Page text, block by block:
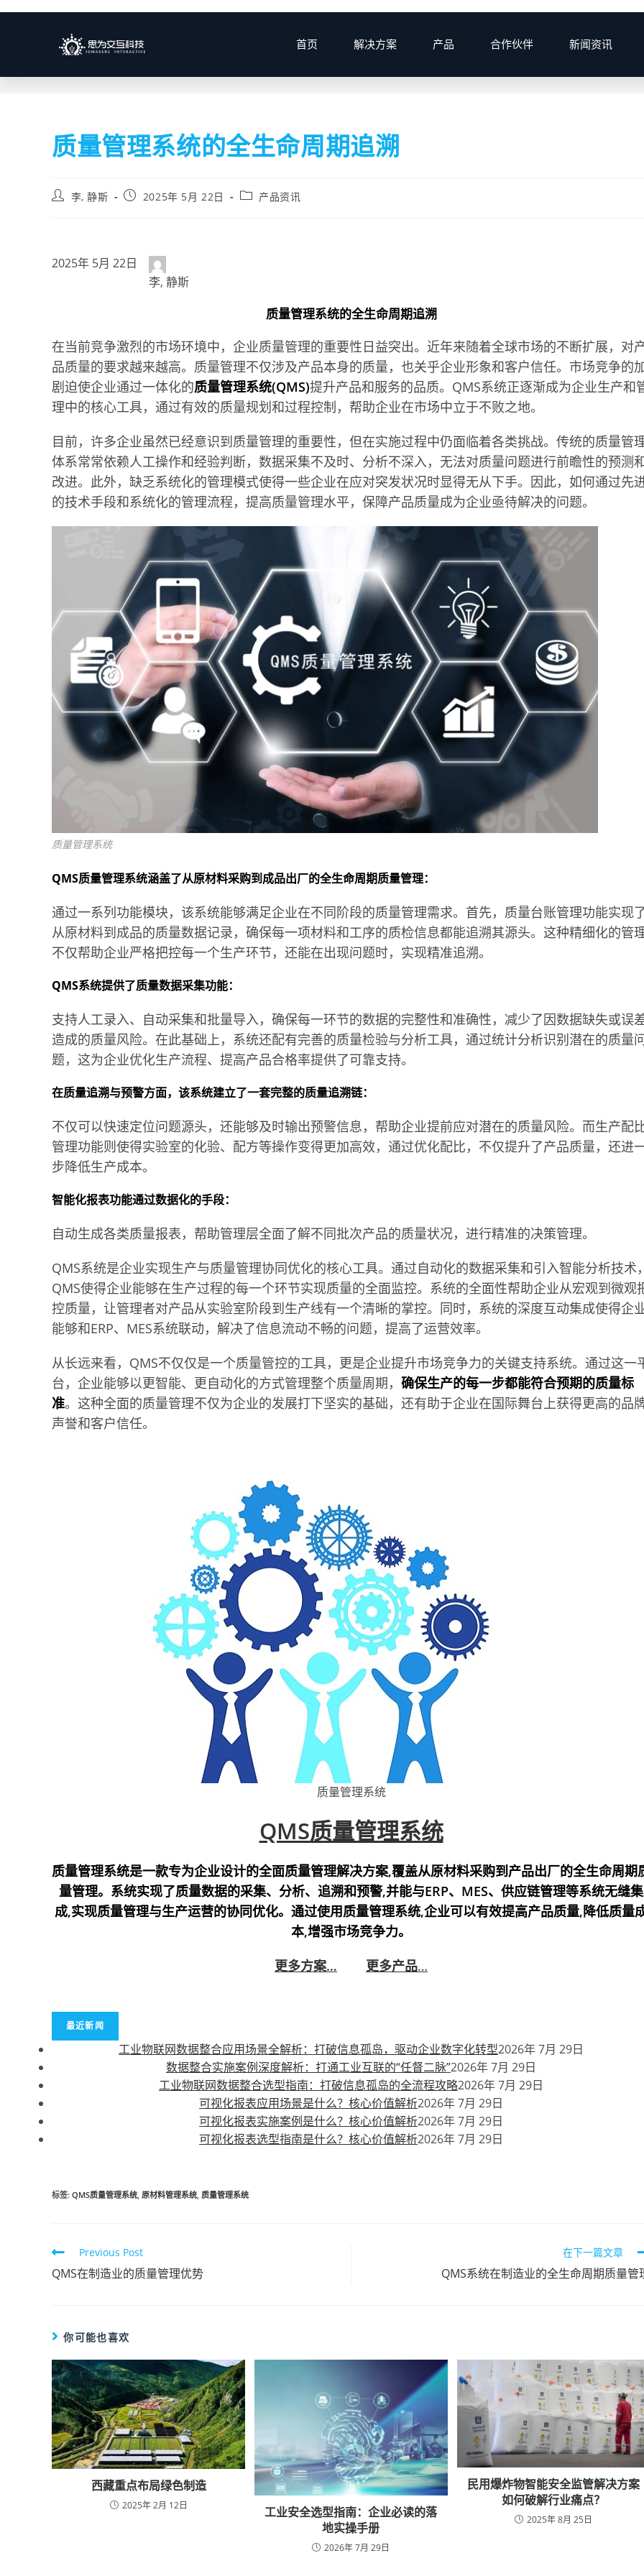
首页 解决方案 产品 合作伙伴 新闻资讯
博客
质量管理系统的全生命周期追溯
李, 静斯 2025年 5月 22日 产品资讯
2025年 5月 22日
李, 静斯
质量管理系统的全生命周期追溯
在当前竞争激烈的市场环境中，企业质量管理的重要性日益突出。近年来随着全球市场的不断扩展，对
品质量的要求越来越高。质量管理不仅涉及产品本身的质量，也关乎企业形象和客户信任。市场竞争的
剧迫使企业通过一体化的质量管理系统(QMS)提升产品和服务的品质。QMS系统正逐渐成为企业生产和
理中的核心工具，通过有效的质量规划和过程控制，帮助企业在市场中立于不败之地。
目前，许多企业虽然已经意识到质量管理的重要性，但在实施过程中仍面临着各类挑战。传统的质量管
体系常常依赖人工操作和经验判断，数据采集不及时、分析不深入，无法对质量问题进行前瞻性的预测
改进。此外，缺乏系统化的管理模式使得一些企业在应对突发状况时显得无从下手。因此，如何通过先
的技术手段和系统化的管理流程，提高质量管理水平，保障产品质量成为企业亟待解决的问题。
质量管理系统
QMS质量管理系统涵盖了从原材料采购到成品出厂的全生命周期质量管理：
通过一系列功能模块，该系统能够满足企业在不同阶段的质量管理需求。首先，质量台账管理功能实现
从原材料到成品的质量数据记录，确保每一项材料和工序的质检信息都能追溯其源头。这种精细化的管
不仅帮助企业严格把控每一个生产环节，还能在出现问题时，实现精准追溯。
QMS系统提供了质量数据采集功能：
支持人工录入、自动采集和批量导入，确保每一环节的数据的完整性和准确性，减少了因数据缺失或误
造成的质量风险。在此基础上，系统还配有完善的质量检验与分析工具，通过统计分析识别潜在的质量
题，这为企业优化生产流程、提高产品合格率提供了可靠支持。
在质量追溯与预警方面，该系统建立了一套完整的质量追溯链：
不仅可以快速定位问题源头，还能够及时输出预警信息，帮助企业提前应对潜在的质量风险。而生产配
管理功能则使得实验室的化验、配方等操作变得更加高效，通过优化配比，不仅提升了产品质量，还进
步降低生产成本。
智能化报表功能通过数据化的手段：
自动生成各类质量报表，帮助管理层全面了解不同批次产品的质量状况，进行精准的决策管理。
QMS系统是企业实现生产与质量管理协同优化的核心工具。通过自动化的数据采集和引入智能分析技术
QMS使得企业能够在生产过程的每一个环节实现质量的全面监控。系统的全面性帮助企业从宏观到微观
控质量，让管理者对产品从实验室阶段到生产线有一个清晰的掌控。同时，系统的深度互动集成使得企
能够和ERP、MES系统联动，解决了信息流动不畅的问题，提高了运营效率。
从长远来看，QMS不仅仅是一个质量管控的工具，更是企业提升市场竞争力的关键支持系统。通过这一
台，企业能够以更智能、更自动化的方式管理整个质量周期， 确保生产的每一步都能符合预期的质量标
准。这种全面的质量管理不仅为企业的发展打下坚实的基础，还有助于企业在国际舞台上获得更高的品
声誉和客户信任。
质量管理系统
QMS质量管理系统
质量管理系统是一款专为企业设计的全面质量管理解决方案,覆盖从原材料采购到产品出厂的全生命周期
量管理。系统实现了质量数据的采集、分析、追溯和预警,并能与ERP、MES、供应链管理等系统无缝集
成,实现质量管理与生产运营的协同优化。通过使用质量管理系统,企业可以有效提高产品质量,降低质量
本,增强市场竞争力。
更多方案…
更多产品…
最近新闻
工业物联网数据整合应用场景全解析：打破信息孤岛，驱动企业数字化转型2026年 7月 29日
数据整合实施案例深度解析：打通工业互联的“任督二脉”2026年 7月 29日
工业物联网数据整合选型指南：打破信息孤岛的全流程攻略2026年 7月 29日
可视化报表应用场景是什么？核心价值解析2026年 7月 29日
可视化报表实施案例是什么？核心价值解析2026年 7月 29日
可视化报表选型指南是什么？核心价值解析2026年 7月 29日
标签: QMS质量管理系统, 原材料管理系统, 质量管理系统
Previous Post
QMS在制造业的质量管理优势
在下一篇文章
QMS系统在制造业的全生命周期质量管
你可能也喜欢
西藏重点布局绿色制造
2025年 2月 12日
工业安全选型指南：企业必读的落
地实操手册
2026年 7月 29日
民用爆炸物智能安全监管解决方案
如何破解行业痛点？
2025年 8月 25日